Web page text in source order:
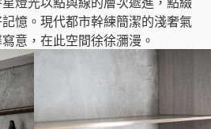
燈光以點與線的層次遞進，點綴
憶。現代都市幹練簡潔的淺奢氣
意，在此空間徐徐瀰漫。